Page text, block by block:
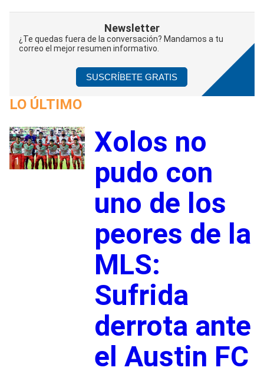
Newsletter
¿Te quedas fuera de la conversación? Mandamos a tu
correo el mejor resumen informativo.
SUSCRÍBETE GRATIS
LO ÚLTIMO
1
Xolos no
pudo con
uno de los
peores de la
MLS:
Sufrida
derrota ante
el Austin FC